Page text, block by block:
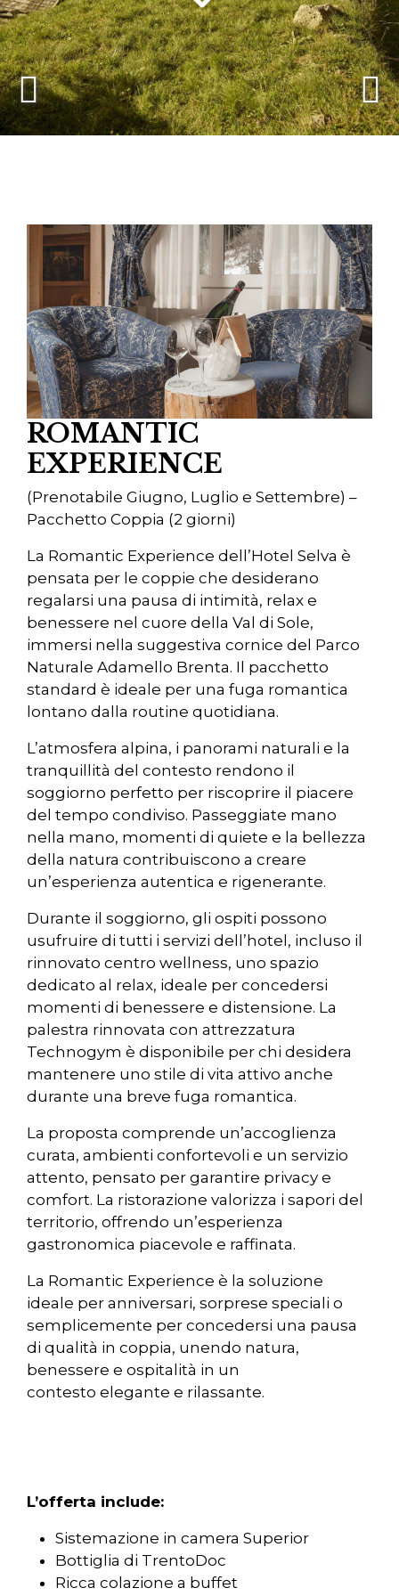
ROMANTIC
EXPERIENCE
(Prenotabile Giugno, Luglio e Settembre) –
Pacchetto Coppia (2 giorni)
La Romantic Experience dell’Hotel Selva è
pensata per le coppie che desiderano
regalarsi una pausa di intimità, relax e
benessere nel cuore della Val di Sole,
immersi nella suggestiva cornice del Parco
Naturale Adamello Brenta. Il pacchetto
standard è ideale per una fuga romantica
lontano dalla routine quotidiana.
L’atmosfera alpina, i panorami naturali e la
tranquillità del contesto rendono il
soggiorno perfetto per riscoprire il piacere
del tempo condiviso. Passeggiate mano
nella mano, momenti di quiete e la bellezza
della natura contribuiscono a creare
un’esperienza autentica e rigenerante.
Durante il soggiorno, gli ospiti possono
usufruire di tutti i servizi dell’hotel, incluso il
rinnovato centro wellness, uno spazio
dedicato al relax, ideale per concedersi
momenti di benessere e distensione. La
palestra rinnovata con attrezzatura
Technogym è disponibile per chi desidera
mantenere uno stile di vita attivo anche
durante una breve fuga romantica.
La proposta comprende un’accoglienza
curata, ambienti confortevoli e un servizio
attento, pensato per garantire privacy e
comfort. La ristorazione valorizza i sapori del
territorio, offrendo un’esperienza
gastronomica piacevole e raffinata.
La Romantic Experience è la soluzione
ideale per anniversari, sorprese speciali o
semplicemente per concedersi una pausa
di qualità in coppia, unendo natura,
benessere e ospitalità in un
contesto elegante e rilassante.
L’offerta include:
Sistemazione in camera Superior
Bottiglia di TrentoDoc
Ricca colazione a buffet